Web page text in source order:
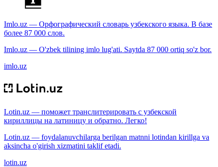
Imlo.uz — Орфографический словарь узбекского языка. В базе
более 87 000 слов.
Imlo.uz — O'zbek tilining imlo lug'ati. Saytda 87 000 ortiq so'z bor.
imlo.uz
Lotin.uz — поможет транслитерировать с узбекской
кириллицы на латиницу и обратно. Легко!
Lotin.uz — foydalanuvchilarga berilgan matnni lotindan kirillga va
aksincha o'girish xizmatini taklif etadi.
lotin.uz